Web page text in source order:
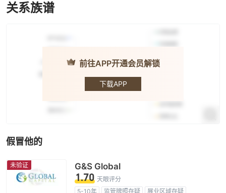
关系族谱
前往APP开通会员解锁
下载APP
假冒他的
未验证 G&S Global
1.70 天眼评分
5-10年
监管牌照存疑 展业区域存疑